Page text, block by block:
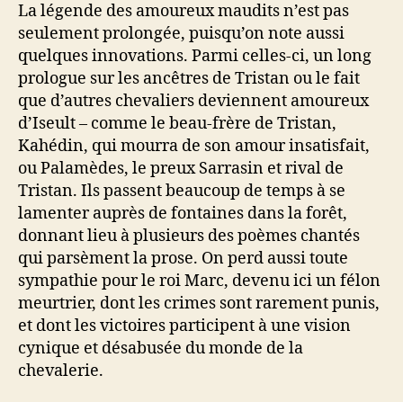
La légende des amoureux maudits n’est pas
seulement prolongée, puisqu’on note aussi
quelques innovations. Parmi celles-ci, un long
prologue sur les ancêtres de Tristan ou le fait
que d’autres chevaliers deviennent amoureux
d’Iseult – comme le beau-frère de Tristan,
Kahédin, qui mourra de son amour insatisfait,
ou Palamèdes, le preux Sarrasin et rival de
Tristan. Ils passent beaucoup de temps à se
lamenter auprès de fontaines dans la forêt,
donnant lieu à plusieurs des poèmes chantés
qui parsèment la prose. On perd aussi toute
sympathie pour le roi Marc, devenu ici un félon
meurtrier, dont les crimes sont rarement punis,
et dont les victoires participent à une vision
cynique et désabusée du monde de la
chevalerie.